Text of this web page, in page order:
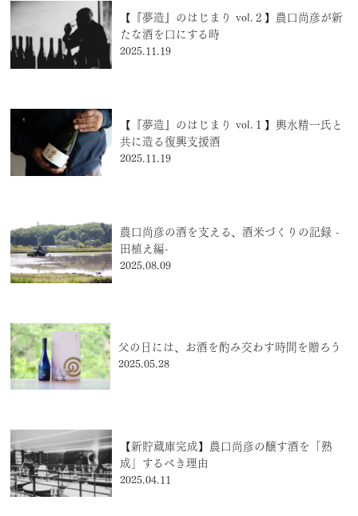
【『夢造』のはじまり vol.２】農口尚彦が新
たな酒を口にする時
2025.11.19
【『夢造』のはじまり vol.１】輿水精一氏と
共に造る復興支援酒
2025.11.19
農口尚彦の酒を支える、酒米づくりの記録 -
田植え編-
2025.08.09
父の日には、お酒を酌み交わす時間を贈ろう
2025.05.28
【新貯蔵庫完成】農口尚彦の醸す酒を「熟
成」するべき理由
2025.04.11